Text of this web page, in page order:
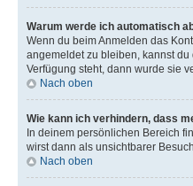
Warum werde ich automatisch
Wenn du beim Anmelden das
angemeldet zu bleiben, kannst
Verfügung steht, dann wurde sie
Nach oben
Wie kann ich verhindern, dass
In deinem persönlichen Bereich
wirst dann als unsichtbarer
Nach oben